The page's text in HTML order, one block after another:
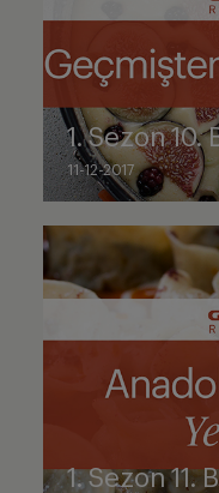
11-12-2017
1. Sezon 10.
1. Sezon 11.